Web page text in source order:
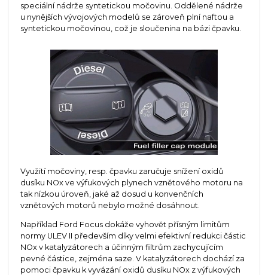
speciální nádrže syntetickou močovinu. Oddělené nádrže
u nynějších vývojových modelů se zároveň plní naftou a
syntetickou močovinou, což je sloučenina na bázi čpavku.
Využití močoviny, resp. čpavku zaručuje snížení oxidů
dusíku NOx ve výfukových plynech vznětového motoru na
tak nízkou úroveň, jaké až dosud u konvenčních
vznětových motorů nebylo možné dosáhnout.
Například Ford Focus dokáže vyhovět přísným limitům
normy ULEV II především díky velmi efektivní redukci částic
NOx v katalyzátorech a účinným filtrům zachycujícím
pevné částice, zejména saze. V katalyzátorech dochází za
pomoci čpavku k vyvázání oxidů dusíku NOx z výfukových